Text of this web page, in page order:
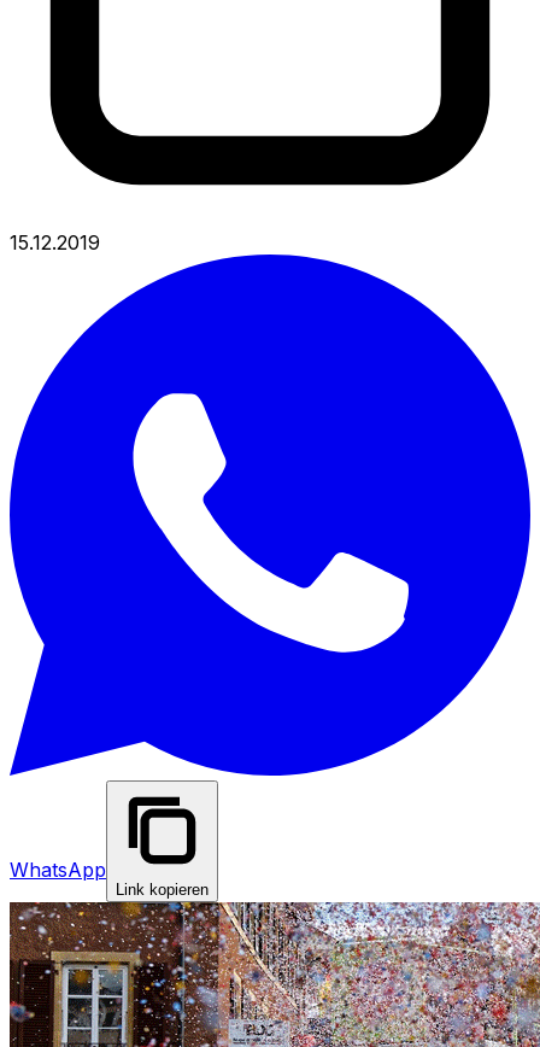
15.12.2019
WhatsApp
Link kopieren